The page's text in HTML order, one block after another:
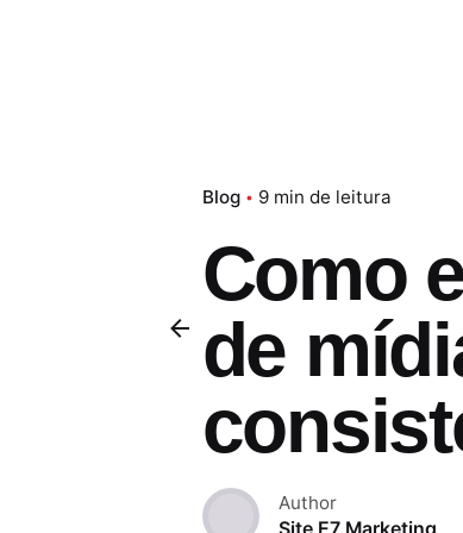
Blog 9 min de leitura
Como
de
Author
Site E7 Marketing